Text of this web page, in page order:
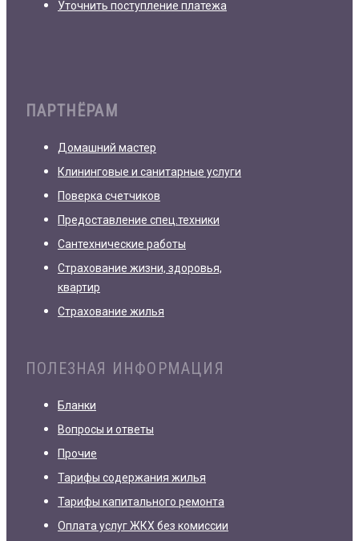
Уточнить поступление платежа
ПАРТНЁРАМ
Домашний мастер
Клининговые и санитарные услуги
Поверка счетчиков
Предоставление спец.техники
Сантехнические работы
Страхование жизни, здоровья,
квартир
Страхование жилья
ПОЛЕЗНАЯ ИНФОРМАЦИЯ
Бланки
Вопросы и ответы
Прочие
Тарифы содержания жилья
Тарифы капитального ремонта
Оплата услуг ЖКХ без комиссии